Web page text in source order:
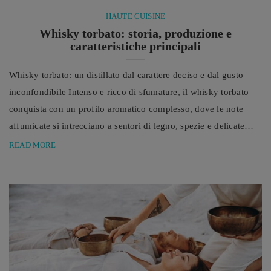
HAUTE CUISINE
Whisky torbato: storia, produzione e
caratteristiche principali
Whisky torbato: un distillato dal carattere deciso e dal gusto
inconfondibile Intenso e ricco di sfumature, il whisky torbato
conquista con un profilo aromatico complesso, dove le note
affumicate si intrecciano a sentori di legno, spezie e delicate
suggestioni marine, dando vita a un distillato dal fascino
d’onore grazie alla sua identità forte, al suo ...
READ MORE